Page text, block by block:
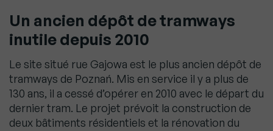
Un ancien dépôt de tramways
inutile depuis 2010
Le site situé rue Gajowa est le plus ancien dépôt de
tramways de Poznań. Mis en service il y a plus de
130 ans, il a cessé d’opérer en 2010 avec le départ du
dernier tram. Le projet prévoit la construction de
deux bâtiments résidentiels et la rénovation du